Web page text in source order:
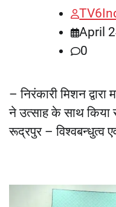
April
0
– निरंकारी मिशन
ने उत्साह के साथ किया
रूद्रपुर – विश्वबन्धुत्व